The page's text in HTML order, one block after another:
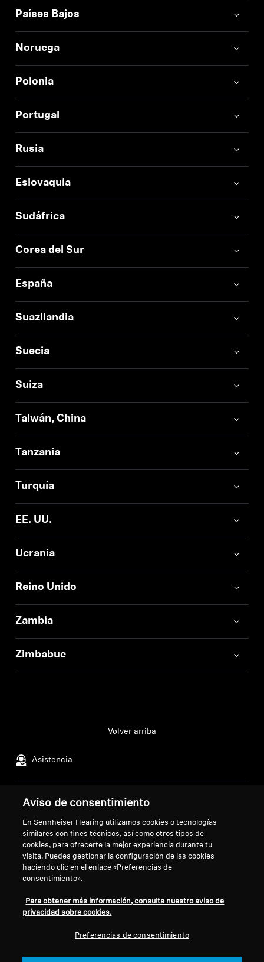
Países Bajos
Noruega
Polonia
Portugal
Rusia
Eslovaquia
Sudáfrica
Corea del Sur
España
Suazilandia
Suecia
Suiza
Taiwán, China
Tanzania
Turquía
EE. UU.
Ucrania
Reino Unido
Zambia
Zimbabue
Asistencia
Volver arriba
Aviso legal
Desistir del contrato
Política de privacidad global
Términos y condiciones generales
de venta online a consumidores
coordinada de vulnerabilidades
Acerca de nosotros
Carrera profesional en
Sennheiser Consumer
Aviso de consentimiento
En Sennheiser Hearing utilizamos cookies o tecnologías
similares con fines técnicos, así como otros tipos de
cookies, para ofrecerte la mejor experiencia durante tu
visita. Puedes gestionar la configuración de las cookies
haciendo clic en el enlace «Preferencias de
consentimiento».
Para obtener más información, consulta nuestro aviso de
privacidad sobre cookies.
Preferencias de consentimiento